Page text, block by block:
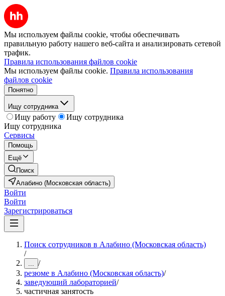
Мы используем файлы cookie, чтобы обеспечивать
правильную работу нашего веб-сайта и анализировать сетевой
трафик.
Правила использования файлов cookie
Мы используем файлы cookie. Правила использования
файлов cookie
Понятно
Ищу сотрудника
Ищу работу
Ищу сотрудника
Ищу сотрудника
Сервисы
Помощь
Ещё
Поиск
Алабино (Московская область)
Войти
Войти
Зарегистрироваться
Поиск сотрудников в Алабино (Московская область)
/
... /
резюме в Алабино (Московская область)/
заведующий лабораторией/
частичная занятость